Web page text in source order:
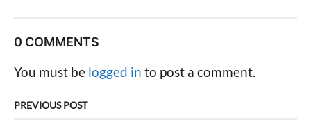
d
n
g
P
g
n
0 COMMENTS
You must be logged in to post a comment.
PREVIOUS POST